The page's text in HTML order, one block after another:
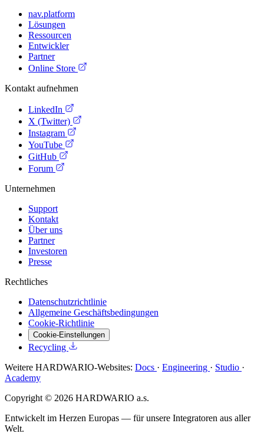
nav.platform
Lösungen
Ressourcen
Entwickler
Partner
Online Store
Kontakt aufnehmen
LinkedIn
X (Twitter)
Instagram
YouTube
GitHub
Forum
Unternehmen
Support
Kontakt
Über uns
Partner
Investoren
Presse
Rechtliches
Datenschutzrichtlinie
Allgemeine Geschäftsbedingungen
Cookie-Richtlinie
Cookie-Einstellungen
Recycling
Weitere HARDWARIO-Websites: Docs · Engineering · Studio ·
Academy
Copyright © 2026 HARDWARIO a.s.
Entwickelt im Herzen Europas — für unsere Integratoren aus aller
Welt.